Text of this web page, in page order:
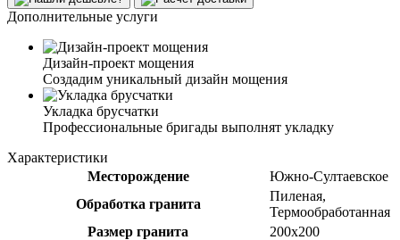
Дополнительные услуги
Дизайн-проект мощения
Создадим уникальный дизайн мощения
Укладка брусчатки
Профессиональные бригады выполнят укладку
Характеристики
Месторождение
Южно-Султаевское
Обработка гранита
Пиленая,
Термообработанная
Размер гранита
200х200